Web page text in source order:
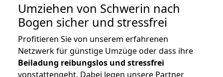
Umziehen von Schwerin nach
Bogen sicher und stressfrei
Profitieren Sie von unserem erfahrenen
Netzwerk für günstige Umzüge oder dass ihre
Beiladung reibungslos und stressfrei
vonstattengeht. Dabei legen unsere Partner